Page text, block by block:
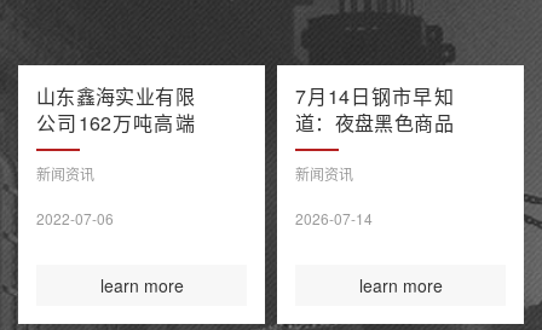
山东鑫海实业有限
公司162万吨高端
不锈钢项目产能置
换方案公示
新闻资讯
2022-07-06
learn more
7月14日钢市早知
道：夜盘黑色商品
多数收跌 阿联酋
油轮在霍尔木兹海
伦特原油涨超9%
新闻资讯
2026-07-14
learn more